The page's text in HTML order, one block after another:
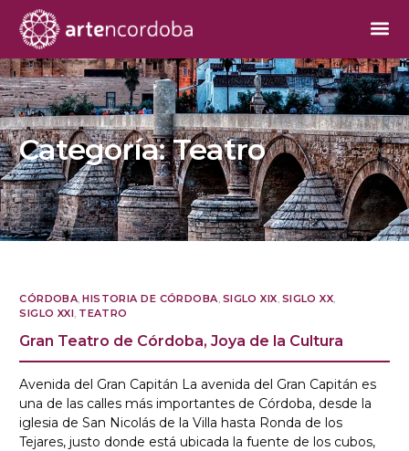
Categoría:Teatro
CÓRDOBA ,HISTORIA DE CÓRDOBA SIGLO XIX SIGLO XX
SIGLO XXI TEATRO
Gran Teatro de Córdoba, Joya de la Cultura
Avenida del Gran Capitán La avenida del Gran Capitán es
una de las calles más importantes de Córdoba, desde la
iglesia de San Nicolás de la Villa hasta Ronda de los
Tejares, justo donde está ubicada la fuente de los cubos,